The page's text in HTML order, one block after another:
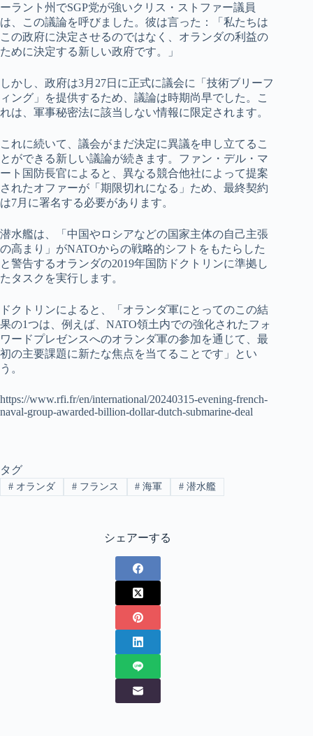
ーラント州でSGP党が強いクリス・ストファー議員
は、この議論を呼びました。彼は言った：「私たちは
この政府に決定させるのではなく、オランダの利益の
ために決定する新しい政府です。」
しかし、政府は3月27日に正式に議会に「技術ブリーフ
ィング」を提供するため、議論は時期尚早でした。こ
れは、軍事秘密法に該当しない情報に限定されます。
これに続いて、議会がまだ決定に異議を申し立てるこ
とができる新しい議論が続きます。ファン・デル・マ
ート国防長官によると、異なる競合他社によって提案
されたオファーが「期限切れになる」ため、最終契約
は7月に署名する必要があります。
潜水艦は、「中国やロシアなどの国家主体の自己主張
の高まり」がNATOからの戦略的シフトをもたらした
と警告するオランダの2019年国防ドクトリンに準拠し
たタスクを実行します。
ドクトリンによると、「オランダ軍にとってのこの結
果の1つは、例えば、NATO領土内での強化されたフォ
ワードプレゼンスへのオランダ軍の参加を通じて、最
初の主要課題に新たな焦点を当てることです」とい
う。
https://www.rfi.fr/en/international/20240315-evening-french-
naval-group-awarded-billion-dollar-dutch-submarine-deal
タグ
#オランダ #フランス # 海軍 # 潜水艦
シェアーする